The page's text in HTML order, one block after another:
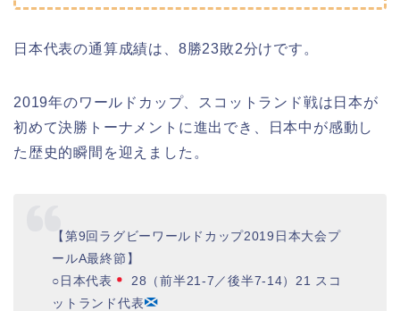
日本代表の通算成績は、8勝23敗2分けです。
2019年のワールドカップ、スコットランド戦は日本が
初めて決勝トーナメントに進出でき、日本中が感動し
た歴史的瞬間を迎えました。
【第9回ラグビーワールドカップ2019日本大会プ
ールA最終節】
○日本代表
28（前半21-7／後半7-14）21 スコ
ットランド代表